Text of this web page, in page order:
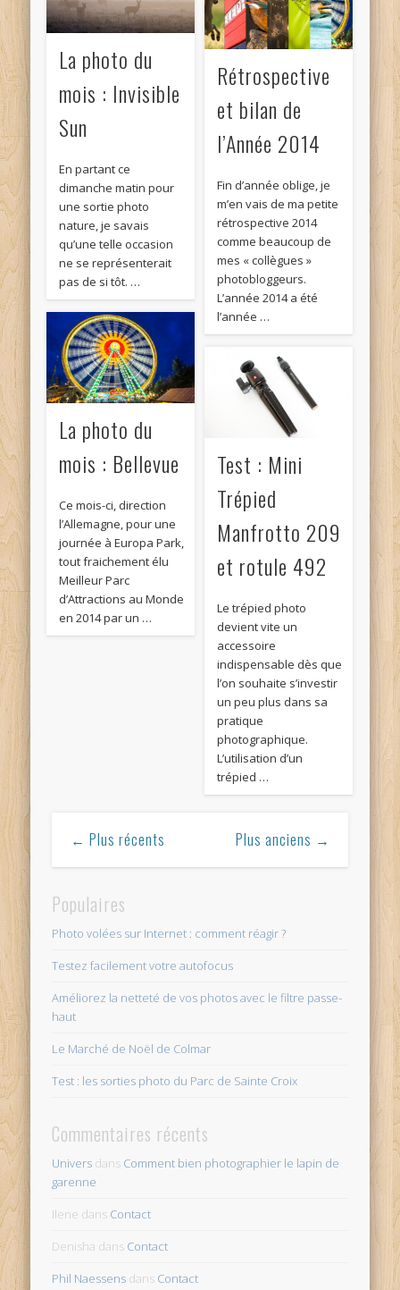
La photo du
mois : Invisible
Sun
En partant ce
dimanche matin pour
une sortie photo
nature, je savais
qu’une telle occasion
ne se représenterait
pas de si tôt. …
Rétrospective
et bilan de
l’Année 2014
Fin d’année oblige, je
m’en vais de ma petite
rétrospective 2014
comme beaucoup de
mes « collègues »
photobloggeurs.
L’année 2014 a été
l’année …
La photo du
mois : Bellevue
Ce mois-ci, direction
l’Allemagne, pour une
journée à Europa Park,
tout fraichement élu
Meilleur Parc
d’Attractions au Monde
en 2014 par un …
Test : Mini
Trépied
Manfrotto 209
et rotule 492
Le trépied photo
devient vite un
accessoire
indispensable dès que
l’on souhaite s’investir
un peu plus dans sa
pratique
photographique.
L’utilisation d’un
trépied …
← Plus récents Plus anciens →
Populaires
Photo volées sur Internet : comment réagir ?
Testez facilement votre autofocus
Améliorez la netteté de vos photos avec le filtre passe-
haut
Le Marché de Noël de Colmar
Test : les sorties photo du Parc de Sainte Croix
Commentaires récents
Univers dans Comment bien photographier le lapin de
garenne
Ilene dans Contact
Denisha dans Contact
Phil Naessens dans Contact